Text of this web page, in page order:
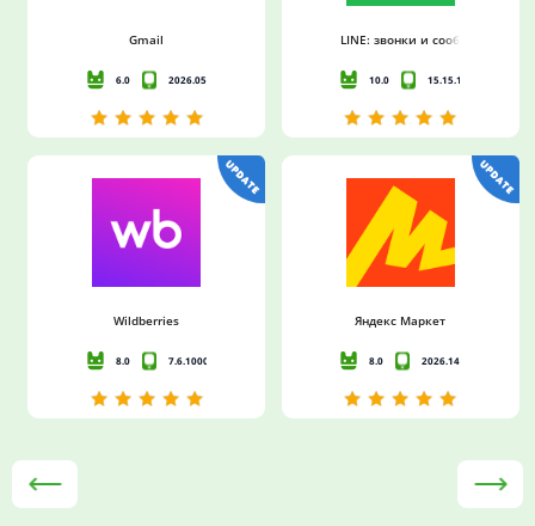
Gmail
6.0 2026.05.04.911572269
LINE: звонки и сообщения
10.0 15.15.1
Wildberries
8.0 7.6.1000
Яндекс Маркет
8.0 2026.14.3.c